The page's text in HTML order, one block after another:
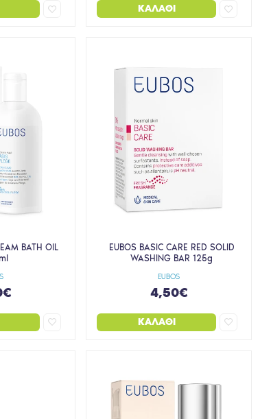
ΚΑΛΆΘΙ
BATH OIL
EUBOS
EUBOS BASIC CARE RED SOLID
WASHING BAR 125g
4,50€
ΚΑΛΆΘΙ